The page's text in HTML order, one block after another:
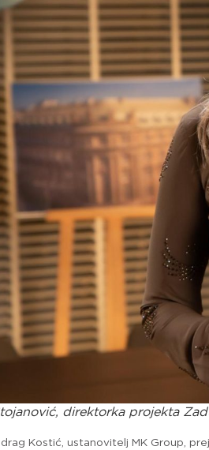
direktorka projekta
Kostić, ustanovitelj MK Group,